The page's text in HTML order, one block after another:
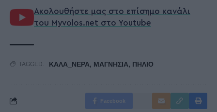
Ακολουθήστε μας στο επίσημο κανάλι
του Myvolos.net στο Youtube
TAGGED: ΚΑΛΑ_ΝΕΡΑ, ΜΑΓΝΗΣΙΑ, ΠΗΛΙΟ
Facebook